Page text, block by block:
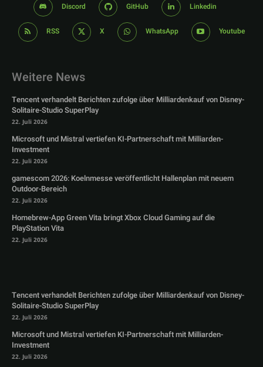
Discord GitHub Linkedin
RSS X WhatsApp Youtube
Weitere News
Tencent verhandelt Berichten zufolge über Milliardenkauf von Disney-
Solitaire-Studio SuperPlay
22. Juli 2026
Microsoft und Mistral vertiefen KI-Partnerschaft mit Milliarden-
Investment
22. Juli 2026
gamescom 2026: Koelnmesse veröffentlicht Hallenplan mit neuem
Outdoor-Bereich
22. Juli 2026
Homebrew-App Green Vita bringt Xbox Cloud Gaming auf die
PlayStation Vita
22. Juli 2026
Tencent verhandelt Berichten zufolge über Milliardenkauf von Disney-
Solitaire-Studio SuperPlay
22. Juli 2026
Microsoft und Mistral vertiefen KI-Partnerschaft mit Milliarden-
Investment
22. Juli 2026